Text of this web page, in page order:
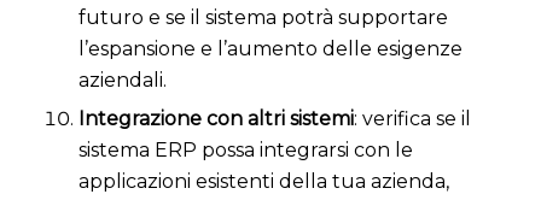
futuro e se il sistema potrà supportare
l’espansione e l’aumento delle esigenze
aziendali.
Integrazione con altri sistemi: verifica se il
sistema ERP possa integrarsi con le
applicazioni esistenti della tua azienda,